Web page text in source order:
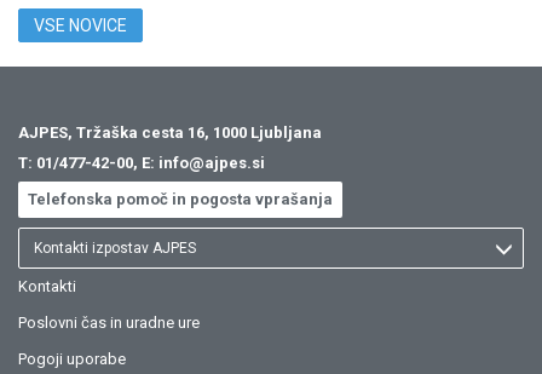
VSE NOVICE
AJPES, Tržaška cesta 16, 1000 Ljubljana
T: 01/477-42-00, E: info@ajpes.si
Telefonska pomoč in pogosta vprašanja
Kontakti izpostav AJPES
Kontakti
Poslovni čas in uradne ure
Pogoji uporabe